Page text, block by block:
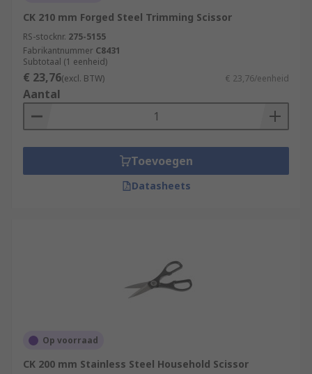
CK 210 mm Forged Steel Trimming Scissor
RS-stocknr. 275-5155
Fabrikantnummer C8431
Subtotaal (1 eenheid)
€ 23,76(excl. BTW) € 23,76/eenheid
Aantal
Toevoegen
Datasheets
Op voorraad
CK 200 mm Stainless Steel Household Scissor